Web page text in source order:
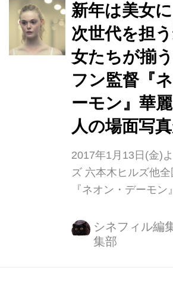
いた。歴史と権威あ
たの は、5 年前に
督賞の栄誉を受けた
ィンディング・レフ
待ちわびていた世界
最高の刺激と興奮を
ム・サスペンス『ド
評価の結果だった。
新年は美女
次世代を担
女たちが揃
フン監督『
ーモン』華
人の場面写
2017年1月13日(金)
ズ 六本木ヒルズ他
『ネオン・デーモ
ヴ』の N.W.レフン
究極の美を追い求め
シネフィル編
集部